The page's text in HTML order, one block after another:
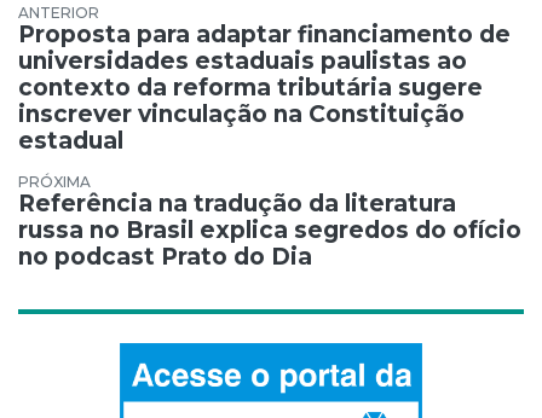
Navegação de Post
Proposta para adaptar financiamento de
universidades estaduais paulistas ao
contexto da reforma tributária sugere
inscrever vinculação na Constituição
estadual
Referência na tradução da literatura
russa no Brasil explica segredos do ofício
no podcast Prato do Dia